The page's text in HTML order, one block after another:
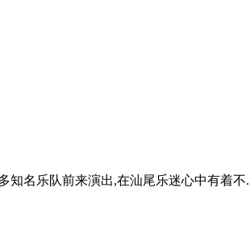
知名乐队前来演出,在汕尾乐迷心中有着不